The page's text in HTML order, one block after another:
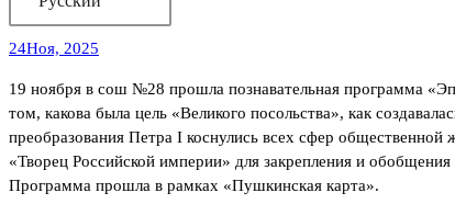
24Ноя, 2025
19 ноября в сош №28 прошла познавательная программа
том, какова была цель «Великого посольства», как
преобразования Петра I коснулись всех сфер
«Творец Российской империи» для закрепления и
Программа прошла в рамках «Пушкинская карта».